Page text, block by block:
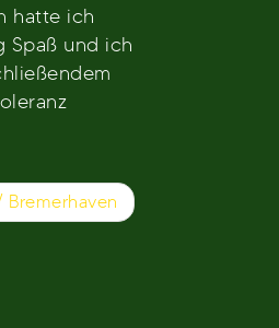
hatte ich
Spaß und ich
Bremerhaven